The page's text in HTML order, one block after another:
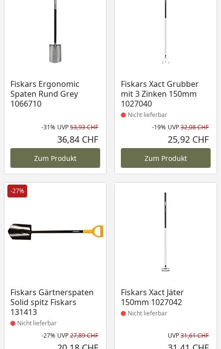
Fiskars Ergonomic
Spaten Rund Grey
1066710
Rabatt in Prozent
-31%
Ursprünglicher Preis
UVP53,93 CHF
36,84 CHF
Zum Produkt
Fiskars Xact Grubber
mit 3 Zinken 150mm
1027040
Produkt nicht lieferbar
Nicht lieferbar
-19% UVP32,08 CHF
25,92 CHF
Zum Produkt
-27%
Fiskars Gärtnerspaten
Solid spitz Fiskars
131413
Produkt nicht lieferbar
Nicht lieferbar
Rabatt in Prozent
-27%
Ursprünglicher Preis
UVP27,89 CHF
Fiskars Xact Jäter
150mm 1027042
Produkt nicht lieferbar
Nicht lieferbar
UVP31,61 CHF